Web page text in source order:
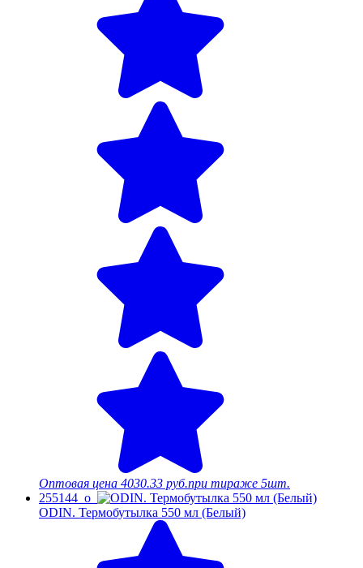
Оптовая цена 4030.33 руб.при тираже 5шт.
255144_o
ODIN. Термобутылка 550 мл (Белый)